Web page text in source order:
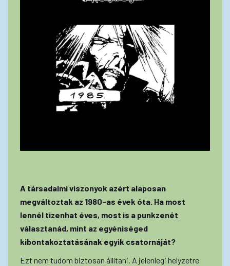
A társadalmi viszonyok azért alaposan
megváltoztak az 1980-as évek óta. Ha most
lennél tizenhat éves, most is a punkzenét
választanád, mint az egyéniséged
kibontakoztatásának egyik csatornáját?
Ezt nem tudom biztosan állítani. A jelenlegi helyzetre